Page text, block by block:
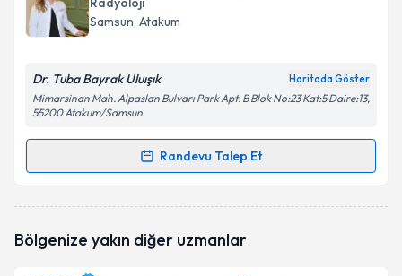
Samsun, Atakum
Dr. Tuba Bayrak Uluışık Haritada Göster
Mimarsinan Mah. Alpaslan Bulvarı Park Apt. B Blok No:23 Kat:5 Daire:13,
55200 Atakum/Samsun
Randevu Talep Et
Randevu Takvimi Talebi
oluşturun. Size bu uzmandan randevu almanız için bir
Bölgenize yakın diğer uzmanlar